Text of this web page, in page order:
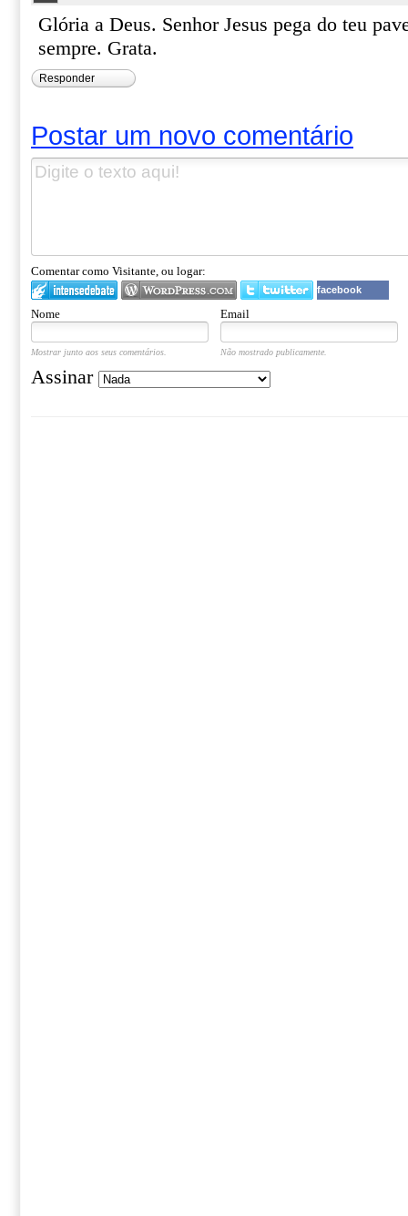
Glória a Deus. Senhor Jesus pega do teu
sempre. Grata.
Responder
Postar um novo comentário
Comentar como Visitante, ou logar:
facebook
Nome Email
Mostrar junto aos seus comentários. Não mostrado publicamente.
Assinar